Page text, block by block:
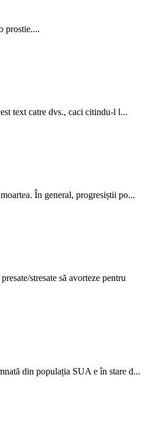
prostie....
text catre dvs., caci citindu-l l...
În general, progresiștii po...
stresate să avorteze pentru
din populația SUA e în stare d...